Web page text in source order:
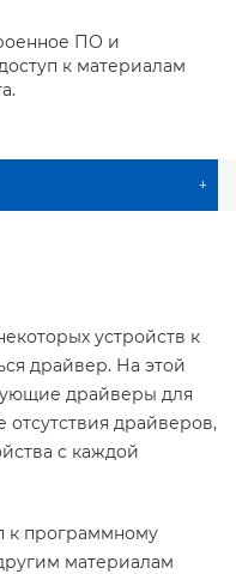
ПО и
к материалам
+
устройств к
драйвер. На этой
драйверы для
отсутствия драйверов,
с каждой
к программному
материалам